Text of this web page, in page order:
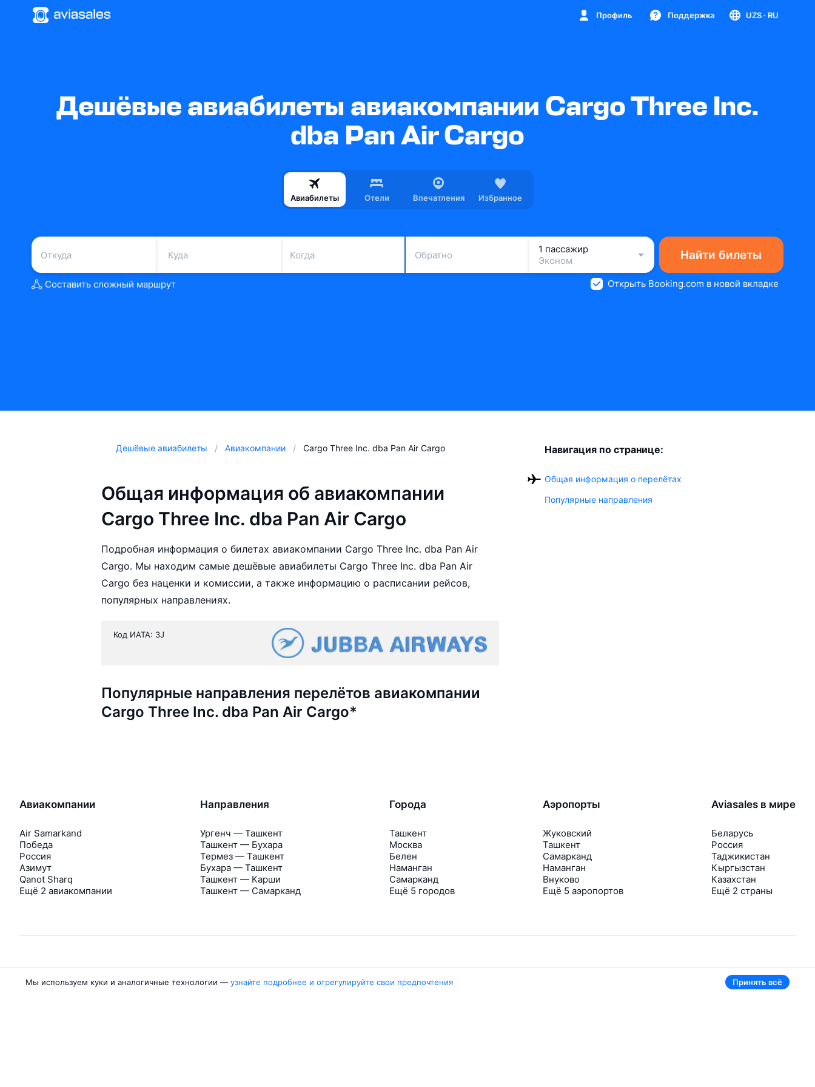
Профиль Поддержка UZS · RU
Дешёвые авиабилеты авиакомпании Cargo Three Inc.
dba Pan Air Cargo
Авиабилеты Отели Впечатления Избранное
Когда Обратно
1 пассажир
Эконом
Найти билеты
Составить сложный маршрут Открыть Booking.com в новой вкладке
Дешёвые авиабилеты Авиакомпании Cargo Three Inc. dba Pan Air Cargo
Общая информация об авиакомпании
Cargo Three Inc. dba Pan Air Cargo
Подробная информация о билетах авиакомпании Cargo Three Inc. dba Pan Air
Cargo. Мы находим самые дешёвые авиабилеты Cargo Three Inc. dba Pan Air
Cargo без наценки и комиссии, а также информацию о расписании рейсов,
популярных направлениях.
Код ИАТА: 3J
Популярные направления перелётов авиакомпании
Cargo Three Inc. dba Pan Air Cargo*
Навигация по странице:
Общая информация о перелётах
Популярные направления
Авиакомпании
Air Samarkand
Победа
Россия
Азимут
Qanot Sharq
Ещё 2 авиакомпании
Направления
Ургенч — Ташкент
Ташкент — Бухара
Термез — Ташкент
Бухара — Ташкент
Ташкент — Карши
Ташкент — Самарканд
Города
Ташкент
Москва
Белен
Наманган
Самарканд
Ещё 5 городов
Аэропорты
Жуковский
Ташкент
Самарканд
Наманган
Внуково
Ещё 5 аэропортов
Aviasales в мире
Беларусь
Россия
Таджикистан
Кыргызстан
Казахстан
Ещё 2 страны
Авиасейлс
Об Авиасейлс
Travelpayouts
Мы используем куки и аналогичные технологии — узнайте подробнее и отрегулируйте свои предпочтения Принять всё